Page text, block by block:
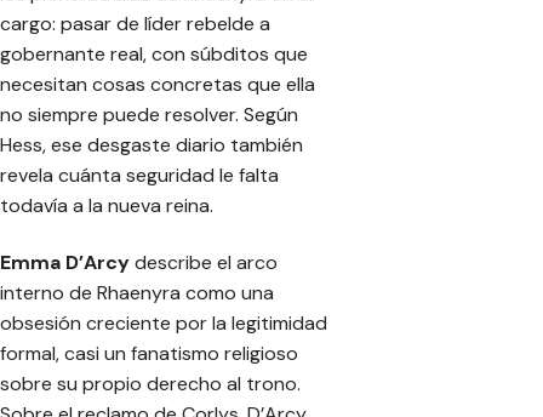
cargo: pasar de líder rebelde a
gobernante real, con súbditos que
necesitan cosas concretas que ella
no siempre puede resolver. Según
Hess, ese desgaste diario también
revela cuánta seguridad le falta
todavía a la nueva reina.
Emma D’Arcydescribe el arco
interno de Rhaenyra como una
obsesión creciente por la legitimidad
formal, casi un fanatismo religioso
sobre su propio derecho al trono.